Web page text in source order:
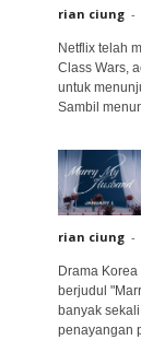
rian ciung -
Netflix telah
Class Wars,
untuk
Sambil
rian ciung -
Drama
berjudul
banyak
penayangan